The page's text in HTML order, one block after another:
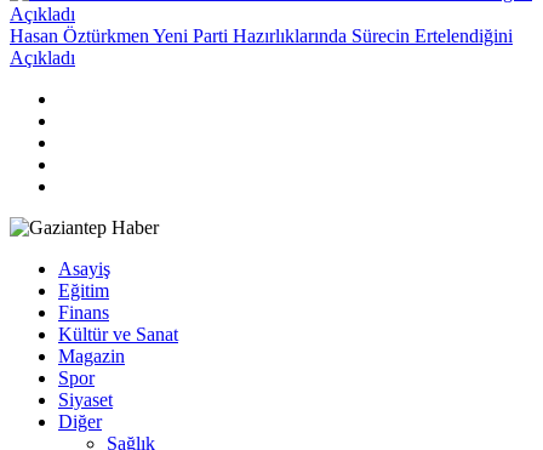
Hasan Öztürkmen Yeni Parti Hazırlıklarında Sürecin Ertelendiğini
Açıkladı
Asayiş
Eğitim
Finans
Kültür ve Sanat
Magazin
Spor
Siyaset
Diğer
Sağlık